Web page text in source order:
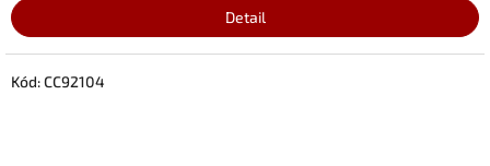
Detail
Kód:CC92104